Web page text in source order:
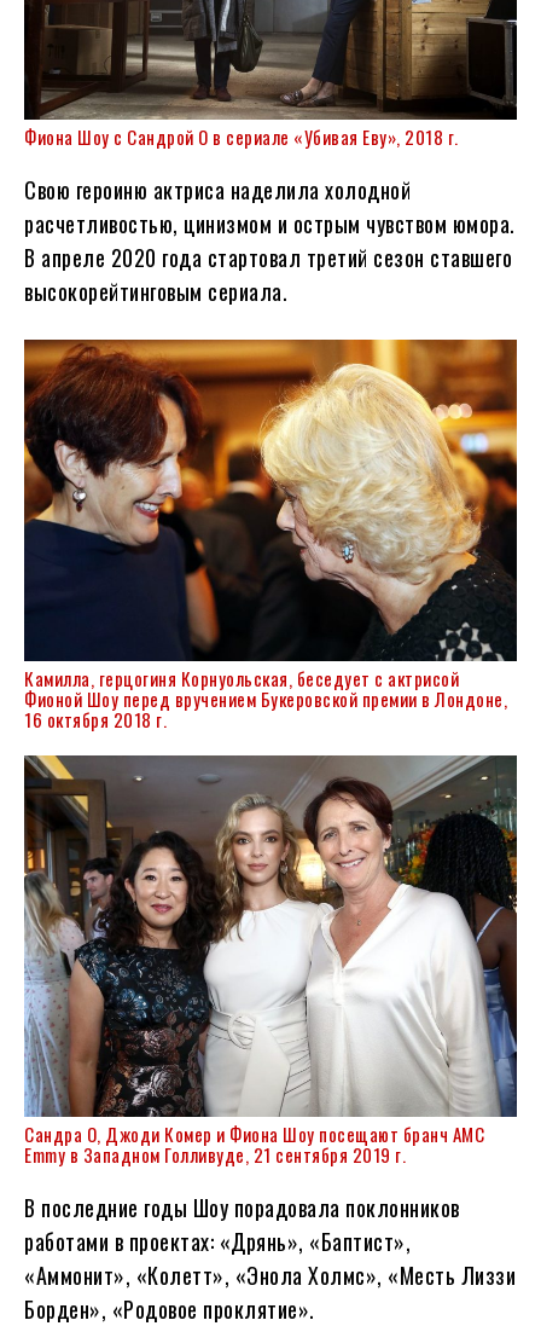
Фиона Шоу с Сандрой О в сериале «Убивая Еву», 2018 г.
Свою героиню актриса наделила холодной
расчетливостью, цинизмом и острым чувством юмора.
В апреле 2020 года стартовал третий сезон ставшего
высокорейтинговым сериала.
Камилла, герцогиня Корнуольская, беседует с актрисой
Фионой Шоу перед вручением Букеровской премии в Лондоне,
16 октября 2018 г.
Сандра О, Джоди Комер и Фиона Шоу посещают бранч AMC
Emmy в Западном Голливуде, 21 сентября 2019 г.
В последние годы Шоу порадовала поклонников
работами в проектах: «Дрянь», «Баптист»,
«Аммонит», «Колетт», «Энола Холмс», «Месть Лиззи
Борден», «Родовое проклятие».